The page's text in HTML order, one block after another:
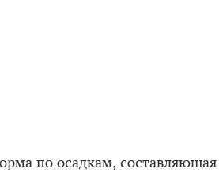
по осадкам, составляющая